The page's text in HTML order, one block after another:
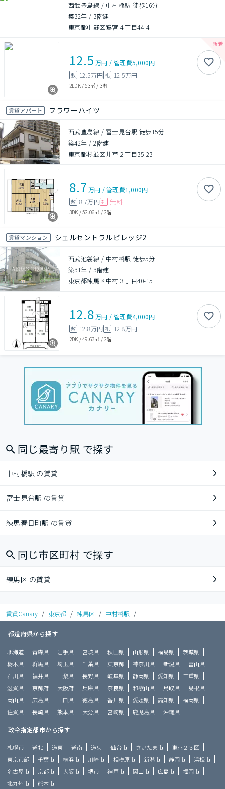
西武豊島線 / 中村橋駅 徒歩16分
築32年 / 3階建
東京都中野区鷺宮４丁目44-4
12.5 万円 /管理費5,000円
敷 12.5万円 礼 12.5万円
2LDK/53㎡ / 3階
賃貸アパート フラワーハイツ
西武豊島線 / 富士見台駅 徒歩15分
築42年 /2階建
東京都杉並区井草２丁目35-23
8.7 万円 /管理費1,000円
敷 8.7万円 礼 無料
3DK /52.06㎡ / 2階
賃貸マンション シェルセントラルビレッジ2
西武池袋線 / 中村橋駅 徒歩5分
築31年 / 3階建
東京都練馬区中村３丁目40-15
12.8万円 /管理費4,000円
敷 12.8万円 礼 12.8万円
2DK /49.63㎡ / 2階
同じ最寄り駅 で探す
中村橋駅 の賃貸
富士見台駅 の賃貸
練馬春日町駅 の賃貸
同じ市区町村 で探す
練馬区 の賃貸
賃貸Canary / 東京都 / 練馬区 / 中村橋駅 /
都道府県から探す
北海道 青森県 岩手県 宮城県 秋田県 山形県 福島県
茨城県
栃木県
群馬県 埼玉県 千葉県 東京都 神奈川県 新潟県
富山県
石川県
福井県 山梨県 長野県 岐阜県 静岡県 愛知県
三重県
滋賀県
京都府 大阪府 兵庫県 奈良県 和歌山県 鳥取県
島根県
岡山県
広島県 山口県 徳島県 香川県 愛媛県 高知県
福岡県
佐賀県
長崎県 熊本県 大分県 宮崎県 鹿児島県 沖縄県
政令指定都市から探す
札幌市 道北 道東 道南 道央 仙台市 さいたま市
東京２３区
東京市部
千葉市 横浜市 川崎市 相模原市 新潟市 静岡市
浜松市
名古屋市
京都市 大阪市 堺市 神戸市 岡山市 広島市
福岡市
北九州市
熊本市